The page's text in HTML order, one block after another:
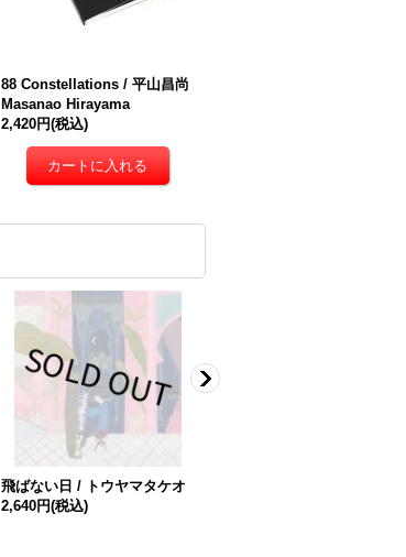
88 Constellations / 平山昌尚
Masanao Hirayama
2,420円(税込)
飛ばない日 / トウヤマタケオ
2,640円(税込)